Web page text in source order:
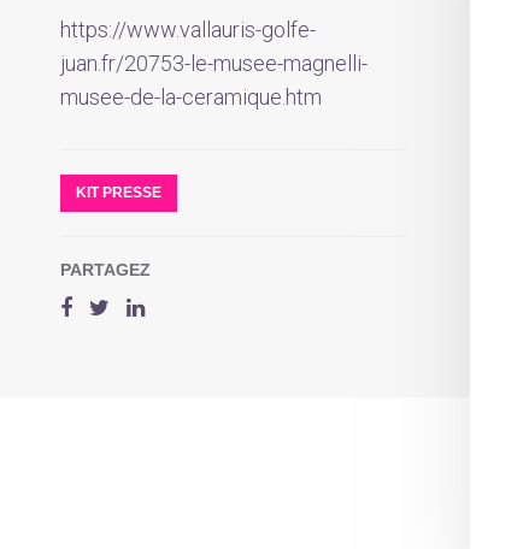
https://www.vallauris-golfe-
juan.fr/20753-le-musee-magnelli-
musee-de-la-ceramique.htm
KIT PRESSE
PARTAGEZ